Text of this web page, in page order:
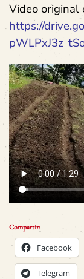
Video original
https://
Compartir:
Facebook
Telegram